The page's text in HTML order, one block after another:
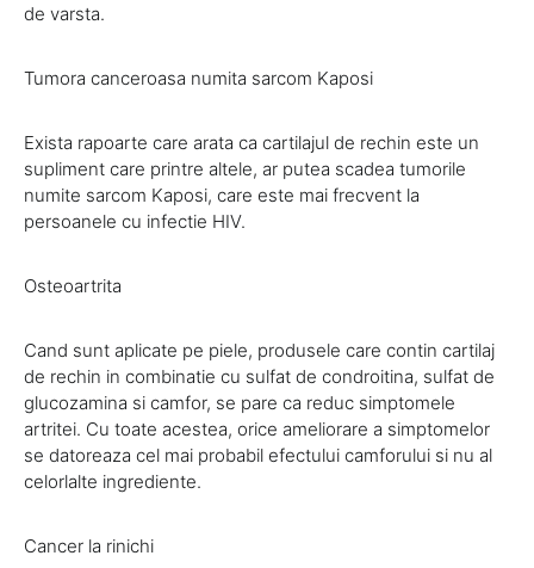
de varsta.
Tumora canceroasa numita sarcom Kaposi
Exista rapoarte care arata ca cartilajul de rechin este un
supliment care printre altele, ar putea scadea tumorile
numite sarcom Kaposi, care este mai frecvent la
persoanele cu infectie HIV.
Osteoartrita
Cand sunt aplicate pe piele, produsele care contin cartilaj
de rechin in combinatie cu sulfat de condroitina, sulfat de
glucozamina si camfor, se pare ca reduc simptomele
artritei. Cu toate acestea, orice ameliorare a simptomelor
se datoreaza cel mai probabil efectului camforului si nu al
celorlalte ingrediente.
Cancer la rinichi